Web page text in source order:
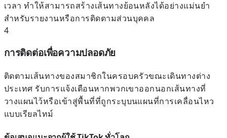
เวลา ทำให้สามารถสร้างเส้นทางย้อนหลังได้อย่างแม่นยำ
สำหรับรายงานหรือการติดตามส่วนบุคคล
4
การติดต่อเพื่อความปลอดภัย
ติดตามเส้นทางของสมาชิกในครอบครัวขณะเดินทางต่าง
ประเทศ รับการแจ้งเตือนหากพวกเขาออกนอกเส้นทางที่
วางแผนไว้หรือเข้าสู่พื้นที่ที่ถูกระบุบนแผนที่การเคลื่อนไหว
แบบเรียลไทม์